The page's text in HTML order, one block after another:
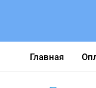
Главная